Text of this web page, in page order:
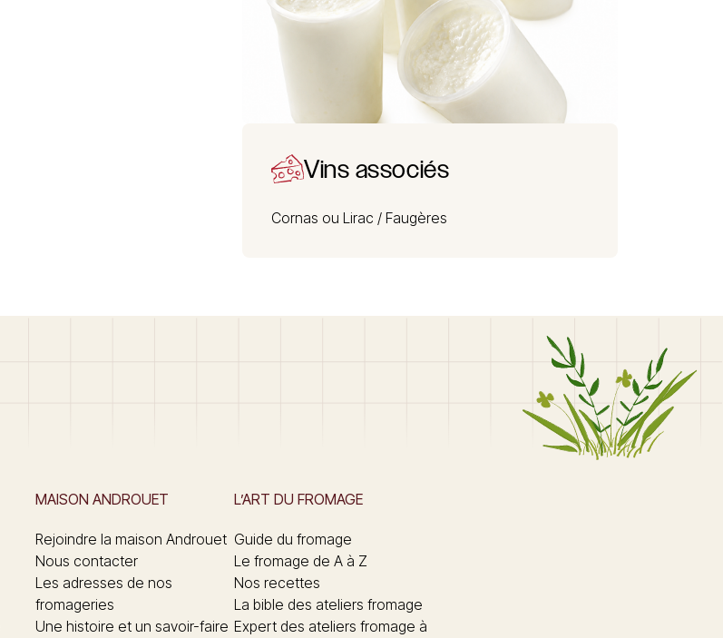
Vins associés
Cornas ou Lirac / Faugères
MAISON ANDROUET
Rejoindre la maison Androuet
Nous contacter
Les adresses de nos
fromageries
Une histoire et un savoir-faire
L’ART DU FROMAGE
Guide du fromage
Le fromage de A à Z
Nos recettes
La bible des ateliers fromage
Expert des ateliers fromage à